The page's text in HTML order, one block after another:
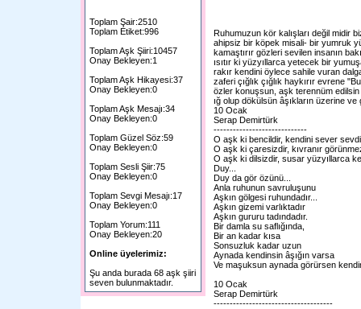
Toplam Şair:2510
Toplam Etiket:996
Toplam Aşk Şiiri:10457
Onay Bekleyen:1
Toplam Aşk Hikayesi:37
Onay Bekleyen:0
Toplam Aşk Mesajı:34
Onay Bekleyen:0
Toplam Güzel Söz:59
Onay Bekleyen:0
Toplam Sesli Şiir:75
Onay Bekleyen:0
Toplam Sevgi Mesajı:17
Onay Bekleyen:0
Toplam Yorum:111
Onay Bekleyen:20
Online üyelerimiz:
Şu anda burada 68 aşk şiiri
seven bulunmaktadır.
Ruhumuzun kör kalışları değil midir
ahipsiz bir köpek misali- bir yumruk
kamaştırır gözleri sevilen insanın
ısıtır ki yüzyıllarca yetecek bir
rakır kendini öylece sahile vuran
zaferi çığlık çığlık haykırır evrene
özler konuşsun, aşk terennüm edilsin
ığ olup dökülsün âşıkların üzerine
10 Ocak
Serap Demirtürk
-----------------------------
O aşk ki bencildir, kendini sever
O aşk ki çaresizdir, kıvranır
O aşk ki dilsizdir, susar yüzyıllarca
Duy...
Duy da gör özünü...
Anla ruhunun savruluşunu
Aşkın gölgesi ruhundadır...
Aşkın gizemi varlıktadır
Aşkın gururu tadındadır.
Bir damla su saflığında,
Bir an kadar kısa
Sonsuzluk kadar uzun
Aynada kendinsin âşığın varsa
Ve maşuksun aynada görürsen
10 Ocak
Serap Demirtürk
-------------------------------------